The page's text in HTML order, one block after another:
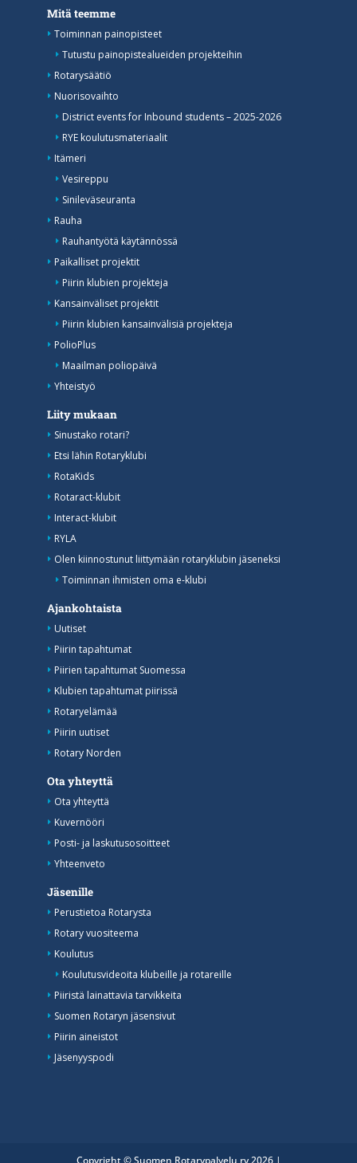
Mitä teemme
Toiminnan painopisteet
Tutustu painopistealueiden projekteihin
Rotarysäätiö
Nuorisovaihto
District events for Inbound students – 2025-2026
RYE koulutusmateriaalit
Itämeri
Vesireppu
Sinileväseuranta
Rauha
Rauhantyötä käytännössä
Paikalliset projektit
Piirin klubien projekteja
Kansainväliset projektit
Piirin klubien kansainvälisiä projekteja
PolioPlus
Maailman poliopäivä
Yhteistyö
Liity mukaan
Sinustako rotari?
Etsi lähin Rotaryklubi
RotaKids
Rotaract-klubit
Interact-klubit
RYLA
Olen kiinnostunut liittymään rotaryklubin jäseneksi
Toiminnan ihmisten oma e-klubi
Ajankohtaista
Uutiset
Piirin tapahtumat
Piirien tapahtumat Suomessa
Klubien tapahtumat piirissä
Rotaryelämää
Piirin uutiset
Rotary Norden
Ota yhteyttä
Ota yhteyttä
Kuvernööri
Posti- ja laskutusosoitteet
Yhteenveto
Jäsenille
Perustietoa Rotarysta
Rotary vuositeema
Koulutus
Koulutusvideoita klubeille ja rotareille
Piiristä lainattavia tarvikkeita
Suomen Rotaryn jäsensivut
Piirin aineistot
Jäsenyyspodi
Copyright © Suomen Rotarypalvelu ry 2026 |